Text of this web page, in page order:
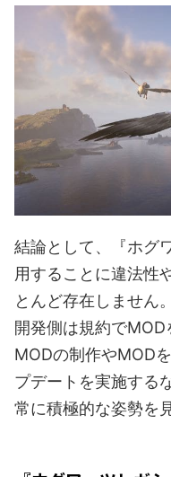
結論として、『ホグ
用することに違法性
とんど存在しません。
開発側は規約で
MODの制作やMOD
プデートを実施する
常に積極的な姿勢を